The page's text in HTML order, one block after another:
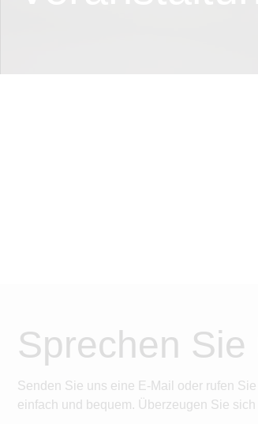
Sprechen Sie
Senden Sie uns eine E-Mail oder rufen
einfach und bequem. Überzeugen Sie sich